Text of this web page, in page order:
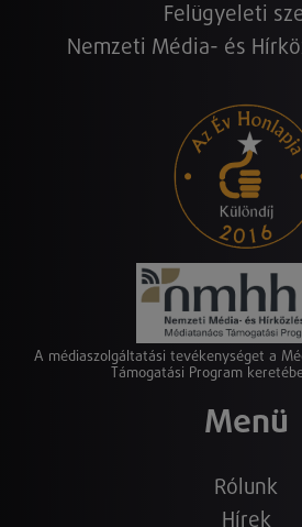
Felügyeleti
Nemzeti Média- és
A médiaszolgáltatási tevékenységet a
Támogatási Program
Menü
Rólunk
Hírek